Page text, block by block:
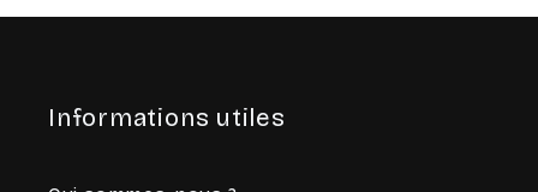
Informations utiles